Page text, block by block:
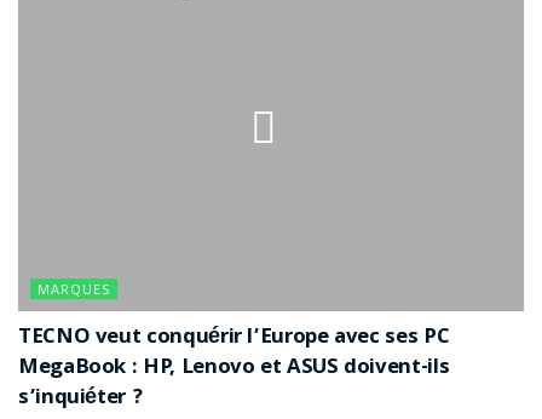
MARQUES
TECNO veut conquérir l’Europe avec ses PC
MegaBook : HP, Lenovo et ASUS doivent-ils
s’inquiéter ?